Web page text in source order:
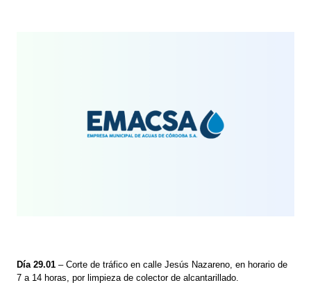
Día 29.01– Corte de tráfico en calle Jesús Nazareno, en horario de
7 a 14 horas, por limpieza de colector de alcantarillado.